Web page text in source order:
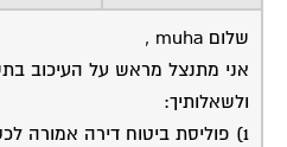
שלום muha ,
אני מתנצל מראש על העיכוב
ולשאלותיך:
1) פוליסת ביטוח דירה אמורה